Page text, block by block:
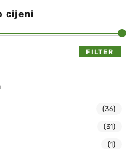
cijeni
FILTER
(36)
(31)
(1)